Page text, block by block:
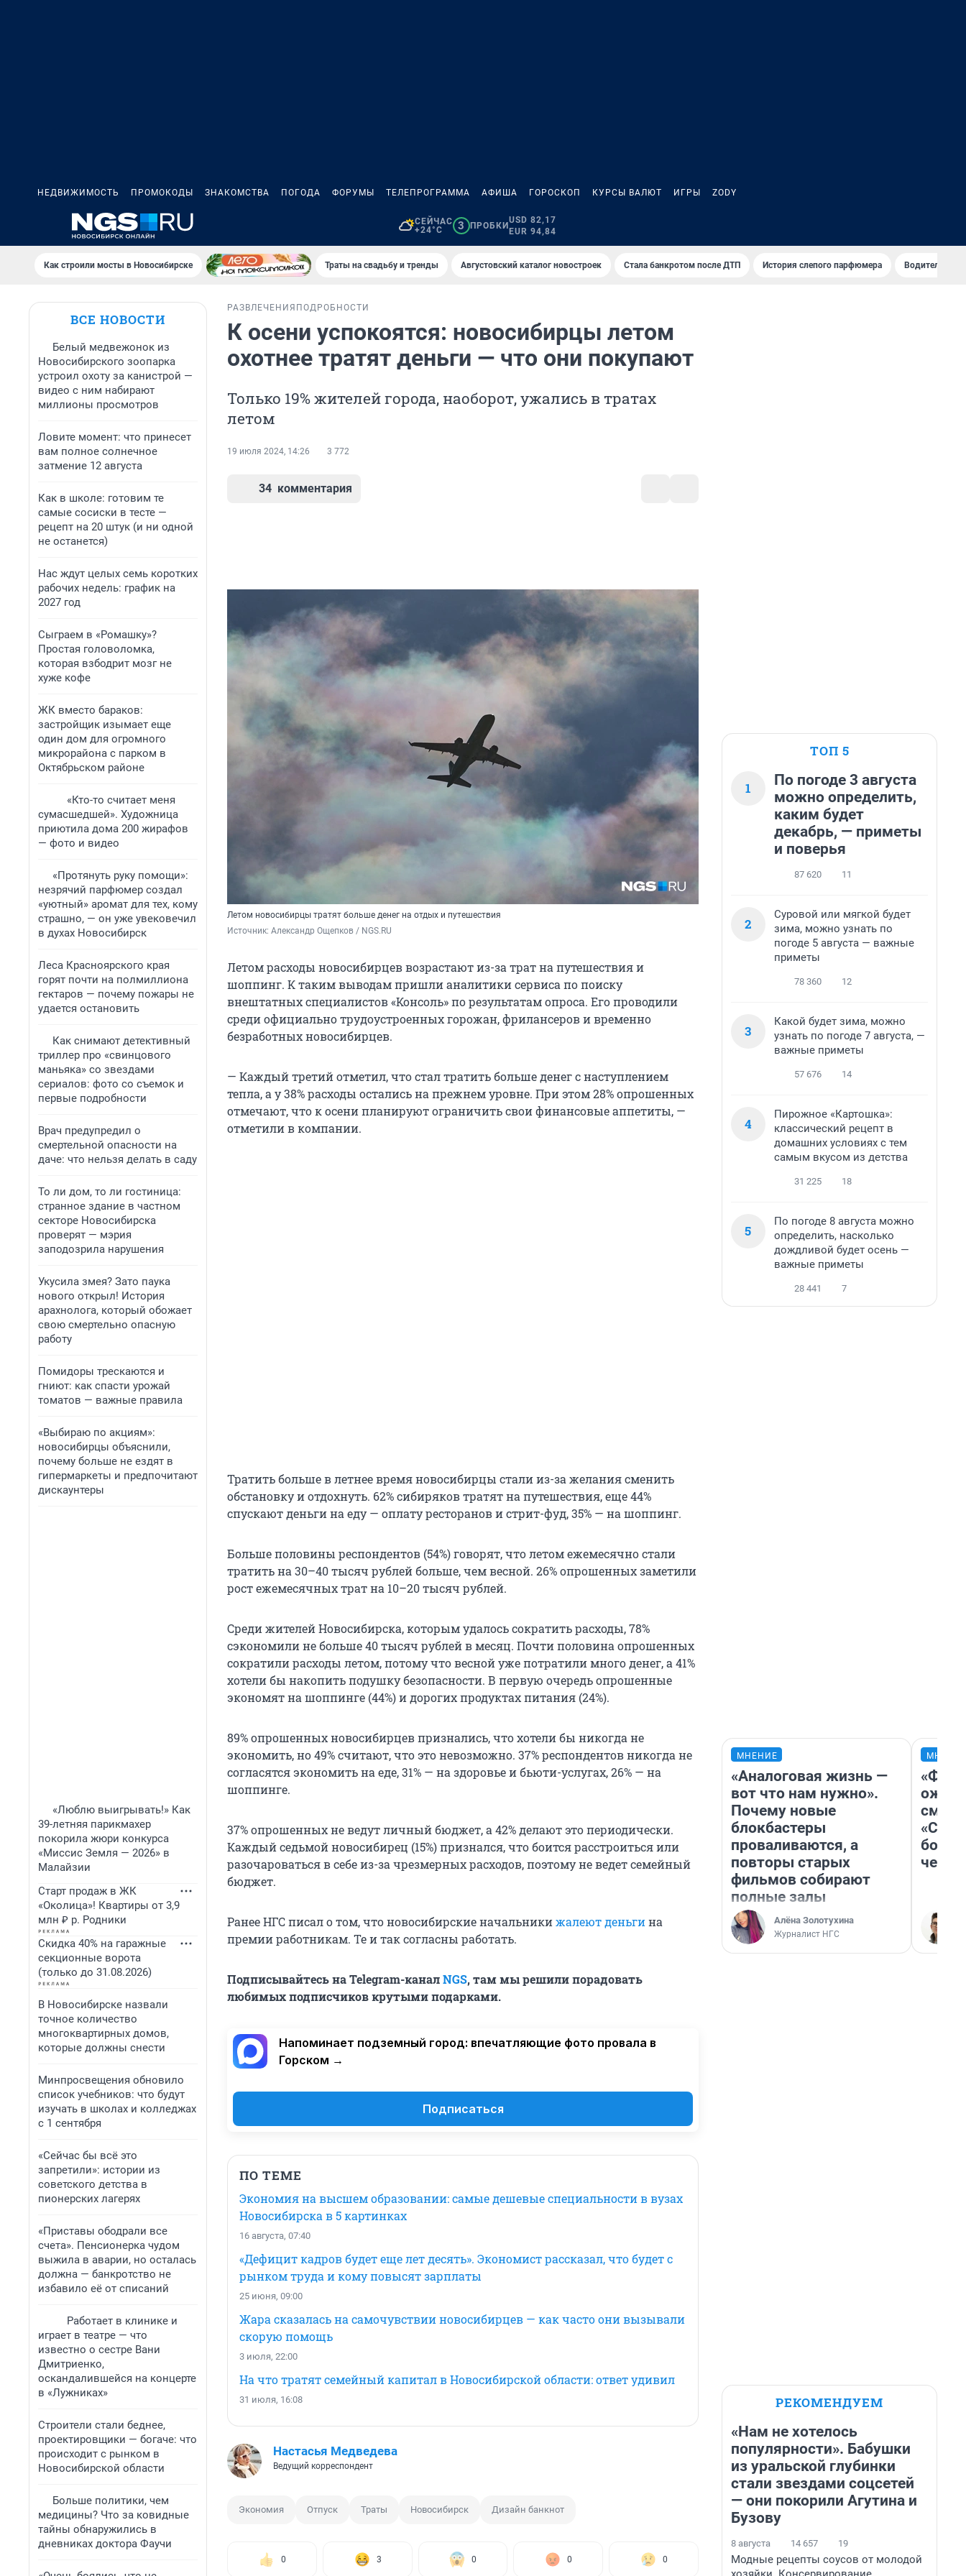
НЕДВИЖИМОСТЬ ПРОМОКОДЫ ЗНАКОМСТВА ПОГОДА ФОРУМЫ ТЕЛЕПРОГРАММА АФИША ГОРОСКОП КУРСЫ ВАЛЮТ ИГРЫ ZODY
СЕЙЧАС
+24°C
3 ПРОБКИ
USD 82,17
EUR 94,84
Как строили мосты в Новосибирске Траты на свадьбу и тренды Августовский каталог новостроек Стала банкротом после ДТП История слепого парфюмера Водители
ВСЕ НОВОСТИ
Белый медвежонок из
Новосибирского зоопарка
устроил охоту за канистрой —
видео с ним набирают
миллионы просмотров
Ловите момент: что принесет
вам полное солнечное
затмение 12 августа
Как в школе: готовим те
самые сосиски в тесте —
рецепт на 20 штук (и ни одной
не останется)
Нас ждут целых семь коротких
рабочих недель: график на
2027 год
Сыграем в «Ромашку»?
Простая головоломка,
которая взбодрит мозг не
хуже кофе
ЖК вместо бараков:
застройщик изымает еще
один дом для огромного
микрорайона с парком в
Октябрьском районе
«Кто-то считает меня
сумасшедшей». Художница
приютила дома 200 жирафов
— фото и видео
«Протянуть руку помощи»:
незрячий парфюмер создал
«уютный» аромат для тех, кому
страшно, — он уже увековечил
в духах Новосибирск
Леса Красноярского края
горят почти на полмиллиона
гектаров — почему пожары не
удается остановить
Как снимают детективный
триллер про «свинцового
маньяка» со звездами
сериалов: фото со съемок и
первые подробности
Врач предупредил о
смертельной опасности на
даче: что нельзя делать в саду
То ли дом, то ли гостиница:
странное здание в частном
секторе Новосибирска
проверят — мэрия
заподозрила нарушения
Укусила змея? Зато паука
нового открыл! История
арахнолога, который обожает
свою смертельно опасную
работу
Помидоры трескаются и
гниют: как спасти урожай
томатов — важные правила
«Выбираю по акциям»:
новосибирцы объяснили,
почему больше не ездят в
гипермаркеты и предпочитают
дискаунтеры
«Люблю выигрывать!» Как
39-летняя парикмахер
покорила жюри конкурса
«Миссис Земля — 2026» в
Малайзии
Старт продаж в ЖК
«Околица»! Квартиры от 3,9
млн ₽ р. Родники
Скидка 40% на гаражные
секционные ворота
(только до 31.08.2026)
В Новосибирске назвали
точное количество
многоквартирных домов,
которые должны снести
Минпросвещения обновило
список учебников: что будут
изучать в школах и колледжах
с 1 сентября
«Сейчас бы всё это
запретили»: истории из
советского детства в
пионерских лагерях
«Приставы ободрали все
счета». Пенсионерка чудом
выжила в аварии, но осталась
должна — банкротство не
избавило её от списаний
Работает в клинике и
играет в театре — что
известно о сестре Вани
Дмитриенко,
оскандалившейся на концерте
в «Лужниках»
Строители стали беднее,
проектировщики — богаче: что
происходит с рынком в
Новосибирской области
Больше политики, чем
медицины? Что за ковидные
тайны обнаружились в
дневниках доктора Фаучи
РАЗВЛЕЧЕНИЯ ПОДРОБНОСТИ
К осени успокоятся: новосибирцы летом
охотнее тратят деньги — что они покупают
Только 19% жителей города, наоборот, ужались в тратах
летом
19 июля 2024, 14:26 3 772
34 комментария
Летом новосибирцы тратят больше денег на отдых и путешествия
Источник: Александр Ощепков / NGS.RU
Летом расходы новосибирцев возрастают из-за трат на путешествия и
шоппинг. К таким выводам пришли аналитики сервиса по поиску
внештатных специалистов «Консоль» по результатам опроса. Его проводили
среди официально трудоустроенных горожан, фрилансеров и временно
безработных новосибирцев.
— Каждый третий отметил, что стал тратить больше денег с наступлением
тепла, а у 38% расходы остались на прежнем уровне. При этом 28% опрошенных
отмечают, что к осени планируют ограничить свои финансовые аппетиты, —
отметили в компании.
Тратить больше в летнее время новосибирцы стали из-за желания сменить
обстановку и отдохнуть. 62% сибиряков тратят на путешествия, еще 44%
спускают деньги на еду — оплату ресторанов и стрит-фуд, 35% — на шоппинг.
Больше половины респондентов (54%) говорят, что летом ежемесячно стали
тратить на 30–40 тысяч рублей больше, чем весной. 26% опрошенных заметили
рост ежемесячных трат на 10–20 тысяч рублей.
Среди жителей Новосибирска, которым удалось сократить расходы, 78%
сэкономили не больше 40 тысяч рублей в месяц. Почти половина опрошенных
сократили расходы летом, потому что весной уже потратили много денег, а 41%
хотели бы накопить подушку безопасности. В первую очередь опрошенные
экономят на шоппинге (44%) и дорогих продуктах питания (24%).
89% опрошенных новосибирцев признались, что хотели бы никогда не
экономить, но 49% считают, что это невозможно. 37% респондентов никогда не
согласятся экономить на еде, 31% — на здоровье и бьюти-услугах, 26% — на
шоппинге.
37% опрошенных не ведут личный бюджет, а 42% делают это периодически.
Каждый седьмой новосибирец (15%) признался, что боится расстроиться или
разочароваться в себе из-за чрезмерных расходов, поэтому не ведет семейный
бюджет.
Ранее НГС писал о том, что новосибирские начальникижалеют деньгина
премии работникам. Те и так согласны работать.
Подписывайтесь на Telegram-каналNGS, там мы решили порадовать
любимых подписчиков крутыми подарками.
Напоминает подземный город: впечатляющие фото провала в
Горском →
Подписаться
ПО ТЕМЕ
Экономия на высшем образовании: самые дешевые специальности в вузах
Новосибирска в 5 картинках
16 августа, 07:40
«Дефицит кадров будет еще лет десять». Экономист рассказал, что будет с
рынком труда и кому повысят зарплаты
25 июня, 09:00
Жара сказалась на самочувствии новосибирцев — как часто они вызывали
скорую помощь
3 июля, 22:00
На что тратят семейный капитал в Новосибирской области: ответ удивил
31 июля, 16:08
Настасья Медведева
Ведущий корреспондент
Экономия Отпуск Траты Новосибирск Дизайн банкнот
0 3 0 0 0
ТОП 5
1
По погоде 3 августа
можно определить,
каким будет
декабрь, — приметы
и поверья
87 620 11
2
Суровой или мягкой будет
зима, можно узнать по
погоде 5 августа — важные
приметы
78 360 12
3
Какой будет зима, можно
узнать по погоде 7 августа, —
важные приметы
57 676 14
4
Пирожное «Картошка»:
классический рецепт в
домашних условиях с тем
самым вкусом из детства
31 225 18
5
По погоде 8 августа можно
определить, насколько
дождливой будет осень —
важные приметы
28 441 7
МНЕНИЕ
«Аналоговая жизнь —
вот что нам нужно».
Почему новые
блокбастеры
проваливаются, а
повторы старых
фильмов собирают
полные залы
Алёна Золотухина
Журналист НГС
РЕКОМЕНДУЕМ
«Нам не хотелось
популярности». Бабушки
из уральской глубинки
стали звездами соцсетей
— они покорили Агутина и
Бузову
8 августа 14 657 19
Модные рецепты соусов от молодой